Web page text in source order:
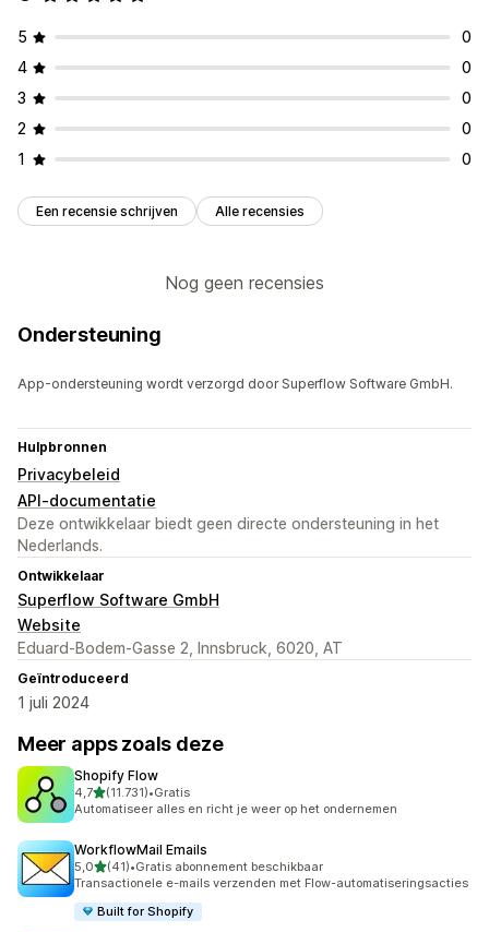
5
0
4
0
3
0
2
0
1
0
Een recensie schrijven Alle recensies
Nog geen recensies
Ondersteuning
App-ondersteuning wordt verzorgd door Superflow Software GmbH.
Hulpbronnen
Privacybeleid
API-documentatie
Deze ontwikkelaar biedt geen directe ondersteuning in het
Nederlands.
Ontwikkelaar
Superflow Software GmbH
Website
Eduard-Bodem-Gasse 2, Innsbruck, 6020, AT
Geïntroduceerd
1 juli 2024
Meer apps zoals deze
Shopify Flow
4,7van 5 sterren
(11.731)
11731 recensies in totaal
•Gratis
Automatiseer alles en richt je weer op het ondernemen
WorkflowMail Emails
5,0van 5 sterren
(41)
41 recensies in totaal
•Gratis abonnement beschikbaar
Transactionele e-mails verzenden met Flow-automatiseringsacties
Built for Shopify